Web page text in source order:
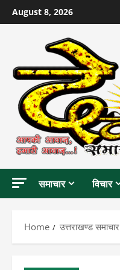
Skip
to
August 8, 2026
समाचार विचार
Home उत्तराखण्ड समाचार